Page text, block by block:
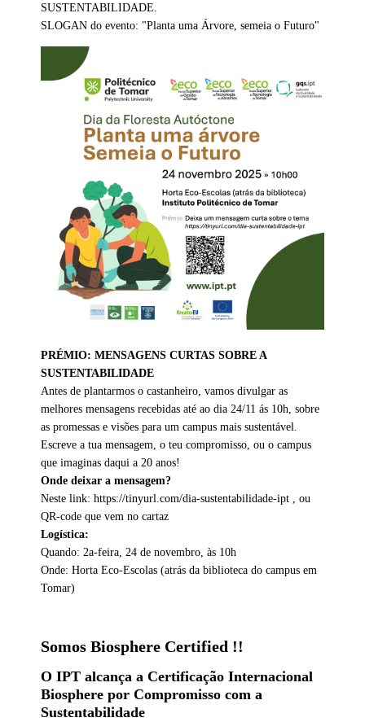
SUSTENTABILIDADE.
SLOGAN do evento: "Planta uma Árvore, semeia o Futuro"
PRÉMIO: MENSAGENS CURTAS SOBRE A
SUSTENTABILIDADE
Antes de plantarmos o castanheiro, vamos divulgar as
melhores mensagens recebidas até ao dia 24/11 ás 10h, sobre
as promessas e visões para um campus mais sustentável.
Escreve a tua mensagem, o teu compromisso, ou o campus
que imaginas daqui a 20 anos!
Onde deixar a mensagem?
Neste link: https://tinyurl.com/dia-sustentabilidade-ipt , ou
QR-code que vem no cartaz
Logística:
Quando: 2a-feira, 24 de novembro, às 10h
Onde: Horta Eco-Escolas (atrás da biblioteca do campus em
Tomar)
Somos Biosphere Certified !!
O IPT alcança a Certificação Internacional
Biosphere por Compromisso com a
Sustentabilidade